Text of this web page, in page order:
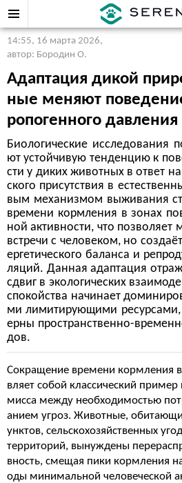
14:55, 16 марта 2026,
автор: Бородин О.
Адаптация дикой
ные меняют
ропогенного давления
Биологические исследования
ют устойчивую тенденцию к
сти у диких животных в ответ
ского присутствия в
вым механизмом выживания
времени кормления в зонах
ной активности, что позволяет
встречи с человеком, но
ергетического баланса и
ляций. Данная адаптация
сдвиг в экологических
спокойства начинает
ми лимитирующими
ерны пространственно-
дов.
Сокращение времени кормления в
вляет собой классический
мисса между необходимостью
анием угроз. Животные,
унктов, сельскохозяйственных
территорий, вынуждены
вность, смещая пики кормления
оды минимальной человеческой